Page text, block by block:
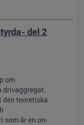
del 2
om
drivaggregat.
den teoretiska
som är en on-